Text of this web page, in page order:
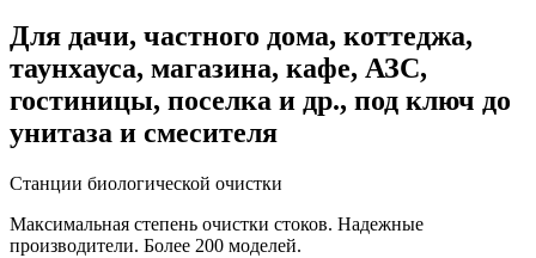
Для дачи, частного дома, коттеджа,
таунхауса, магазина, кафе, АЗС,
гостиницы, поселка и др., под ключ до
унитаза и смесителя
Станции биологической очистки
Максимальная степень очистки стоков. Надежные
производители. Более 200 моделей.